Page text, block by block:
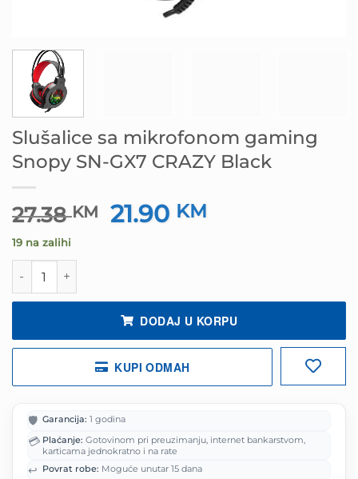
Slušalice sa mikrofonom gaming
Snopy SN-GX7 CRAZY Black
27.38KM
Izvorna
cijena
21.90 KM
19 na zalihi
Slušalice sa mikrofonom gaming Snopy SN-GX7 CRAZY
DODAJ U KORPU
KUPI ODMAH
🛡️ Garancija: 1 godina
💳 Plaćanje: Gotovinom pri preuzimanju, internet bankarstvom,
karticama jednokratno i na rate
↩️ Povrat robe: Moguće unutar 15 dana